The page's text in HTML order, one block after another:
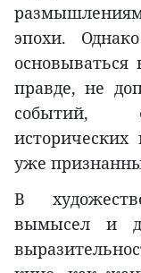
эпохи.
правде, не
событий,
уже
В
вымысел и